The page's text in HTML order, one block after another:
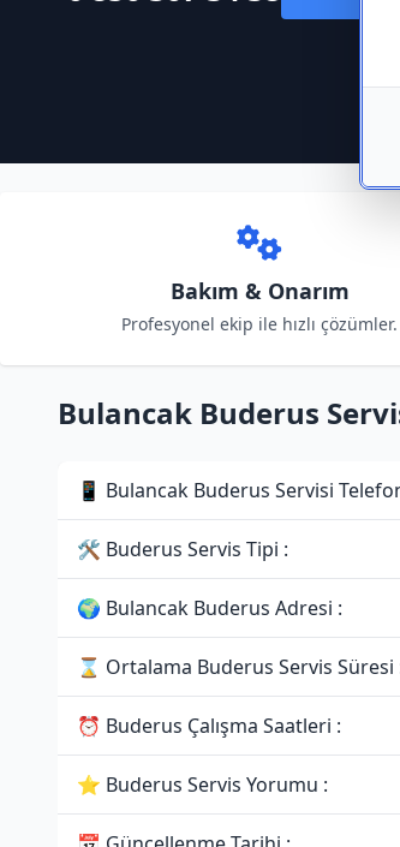
Bakım & Onarım
Profesyonel ekip ile hızlı çözümler.
Bulancak Buderus
📱 Bulancak Buderus Servisi
🛠 Buderus Servis Tipi :
🌍 Bulancak Buderus Adresi :
⌛ Ortalama Buderus Servis Süresi
⏰ Buderus Çalışma Saatleri :
⭐ Buderus Servis Yorumu :